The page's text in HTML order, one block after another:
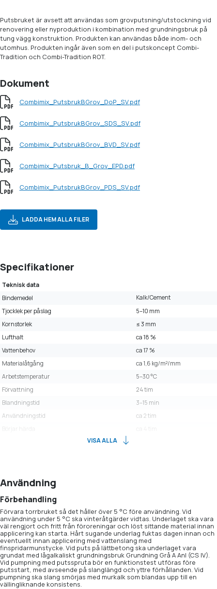
Putsbruket är avsett att användas som grovputsning/utstockning vid
renovering eller nyproduktion i kombination med grundningsbruk på
tung vägg konstruktion. Produkten kan användas både inom- och
utomhus. Produkten ingår även som en del i putskoncept Combi-
Tradition och Combi-Tradition ROT.
Dokument
Combimix_PutsbrukBGrov_DoP_SV.pdf
Combimix_PutsbrukBGrov_SDS_SV.pdf
Combimix_PutsbrukBGrov_BVD_SV.pdf
Combimix_Putsbruk_B_Grov_EPD.pdf
Combimix_PutsbrukBGrov_PDS_SV.pdf
LADDA HEM ALLA FILER
Specifikationer
Teknisk data
Bindemedel
Kalk/Cement
Tjocklek per påslag
5–10 mm
Kornstorlek
≤ 3 mm
Lufthalt
ca 18 %
Vattenbehov
ca 17 %
Materialåtgång
ca 1,6 kg/m²/mm
Arbetstemperatur
5–30 °C
Förvattning
24 tim
Blandningstid
3–15 min
Användningstid
ca 2 tim
VISA ALLA
Användning
Förbehandling
Förvara torrbruket så det håller över 5 °C före användning. Vid
användning under 5 °C ska vinteråtgärder vidtas. Underlaget ska vara
väl rengjort och fritt från föroreningar och löst sittande material innan
applicering kan starta. Hårt sugande underlag fuktas dagen innan och
eventuellt innan applicering med vattenslang med
finspridarmunstycke. Vid puts på lättbetong ska underlaget vara
grundat med lågalkaliskt grundningsbruk Grundning Grå A Anl (CS IV).
Vid pumpning med putsspruta bör en funktionstest utföras före
putsstart, med avseende på slanglängd och yttre förhållanden. Vid
pumpning ska slang smörjas med murkalk som blandas upp till en
vällingliknande konsistens.